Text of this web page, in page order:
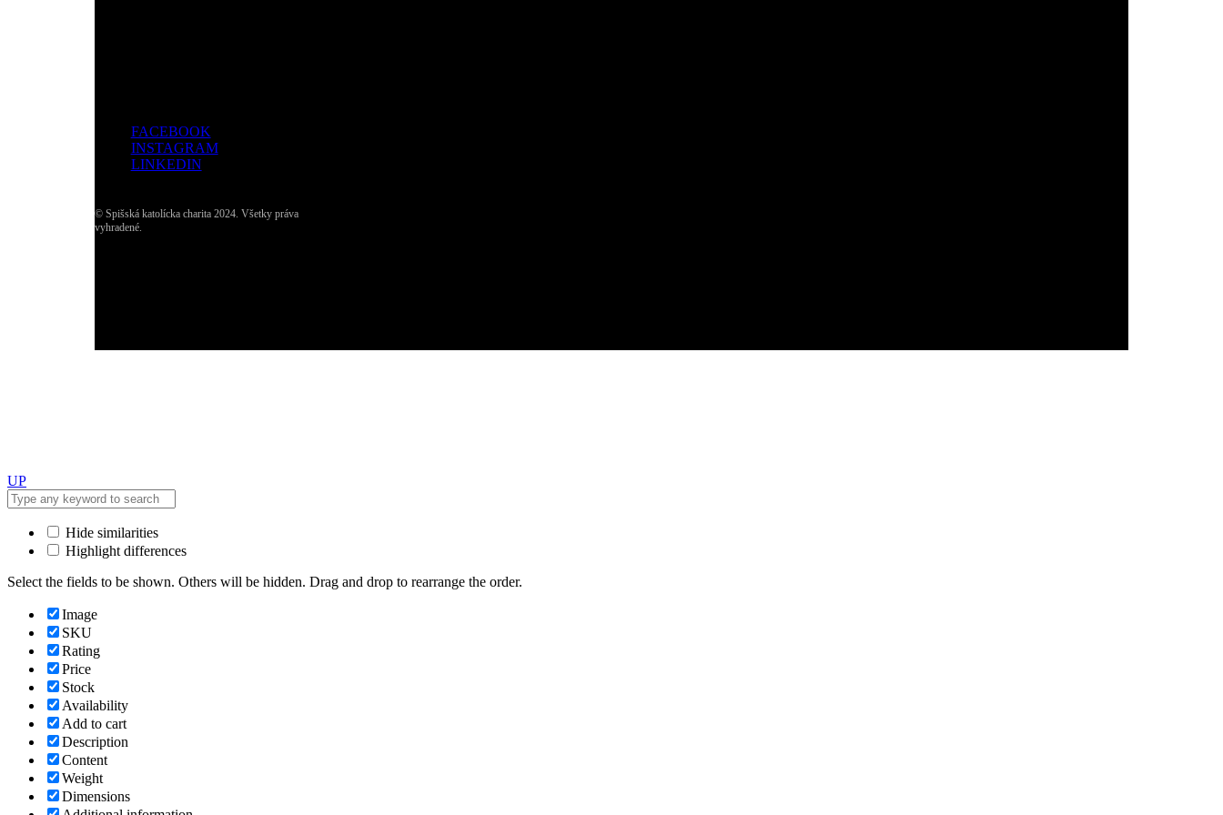
FACEBOOK
INSTAGRAM
LINKEDIN
© Spišská katolícka charita 2024. Všetky práva
vyhradené.
UP
Hide similarities
Highlight differences
Select the fields to be shown. Others will be hidden. Drag and drop to rearrange the order.
Image
SKU
Rating
Price
Stock
Availability
Add to cart
Description
Content
Weight
Dimensions